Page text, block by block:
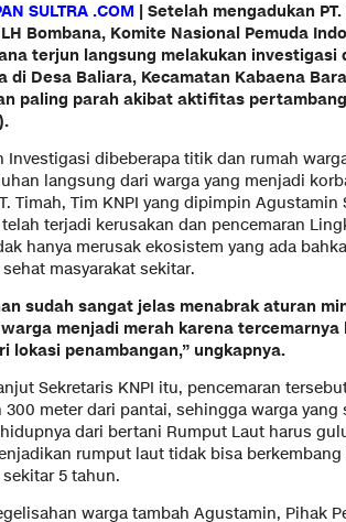
SULTRA .COM | Setelah mengadukan
Bombana, Komite Nasional Pemuda
terjun langsung melakukan investigasi
di Desa Baliara, Kecamatan Kabaena
paling parah akibat aktifitas
Investigasi dibeberapa titik dan rumah
langsung dari warga yang menjadi
Timah, Tim KNPI yang dipimpin Agustamin
terjadi kerusakan dan pencemaran
hanya merusak ekosistem yang ada
masyarakat sekitar.
sudah sangat jelas menabrak aturan
menjadi merah karena tercemarnya
lokasi penambangan,” ungkapnya.
Sekretaris KNPI itu, pencemaran
meter dari pantai, sehingga warga yang
dari bertani Rumput Laut harus
rumput laut tidak bisa
5 tahun.
warga tambah Agustamin, Pihak